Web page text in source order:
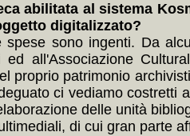
abilitata al sistema
digitalizzato?
sono ingenti. Da
ed all'Associazione
proprio patrimonio
ci vediamo
delle unità
di cui gran parte